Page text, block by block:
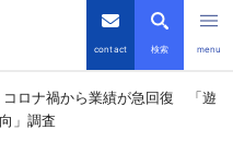
contact 検索 menu
業情報
コロナ禍から業績が急回復 「遊
」調査